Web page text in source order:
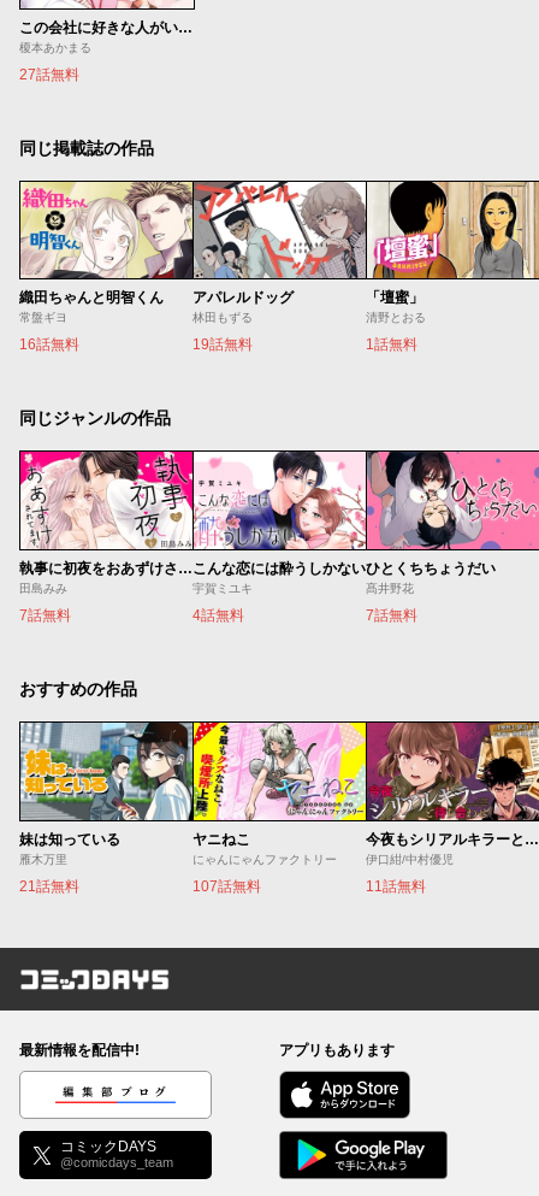
この会社に好きな人がいます
榎本あかまる
27話無料
同じ掲載誌の作品
織田ちゃんと明智くん
常盤ギヨ
16話無料
アパレルドッグ
林田もずる
19話無料
「壇蜜」
清野とおる
1話無料
同じジャンルの作品
執事に初夜をおあずけされてます。
田島みみ
7話無料
こんな恋には酔うしかない
宇賀ミユキ
4話無料
ひとくちちょうだい
髙井野花
7話無料
おすすめの作品
妹は知っている
雁木万里
21話無料
ヤニねこ
にゃんにゃんファクトリー
107話無料
今夜もシリアルキラーと待ち合わせ
伊口紺/中村優児
11話無料
コミックDAYS
最新情報を配信中!
編集部ブログ
コミックDAYS
@comicdays_team
アプリもあります